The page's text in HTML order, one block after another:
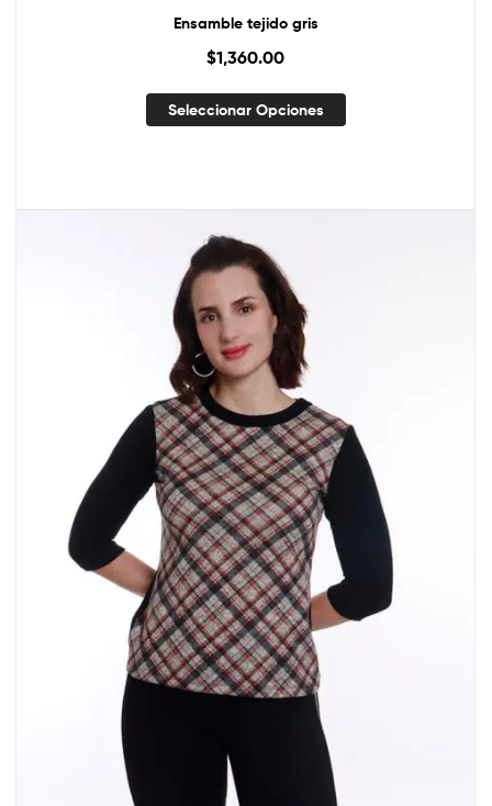
Ensamble tejido gris
$1,360.00
Seleccionar Opciones